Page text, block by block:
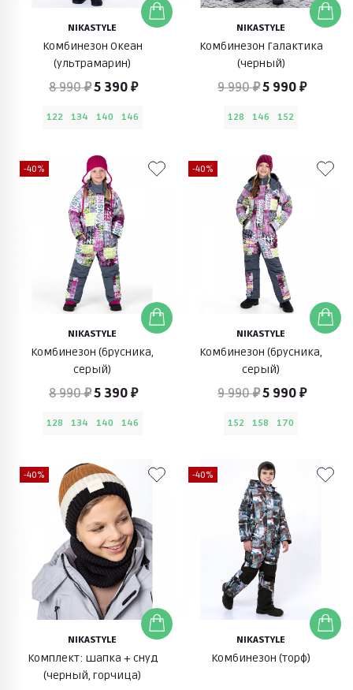
NIKASTYLE
Комбинезон Океан
(ультрамарин)
8 990 ₽5 390 ₽
122 134 140 146
NIKASTYLE
Комбинезон Галактика
(черный)
9 990 ₽5 990 ₽
128 146 152
-40%
NIKASTYLE
Комбинезон (брусника,
серый)
8 990 ₽5 390 ₽
128 134 140 146
-40%
NIKASTYLE
Комбинезон (брусника,
серый)
9 990 ₽5 990 ₽
152 158 170
-40%
NIKASTYLE
Комплект: шапка + снуд
(черный, горчица)
-40%
NIKASTYLE
Комбинезон (торф)